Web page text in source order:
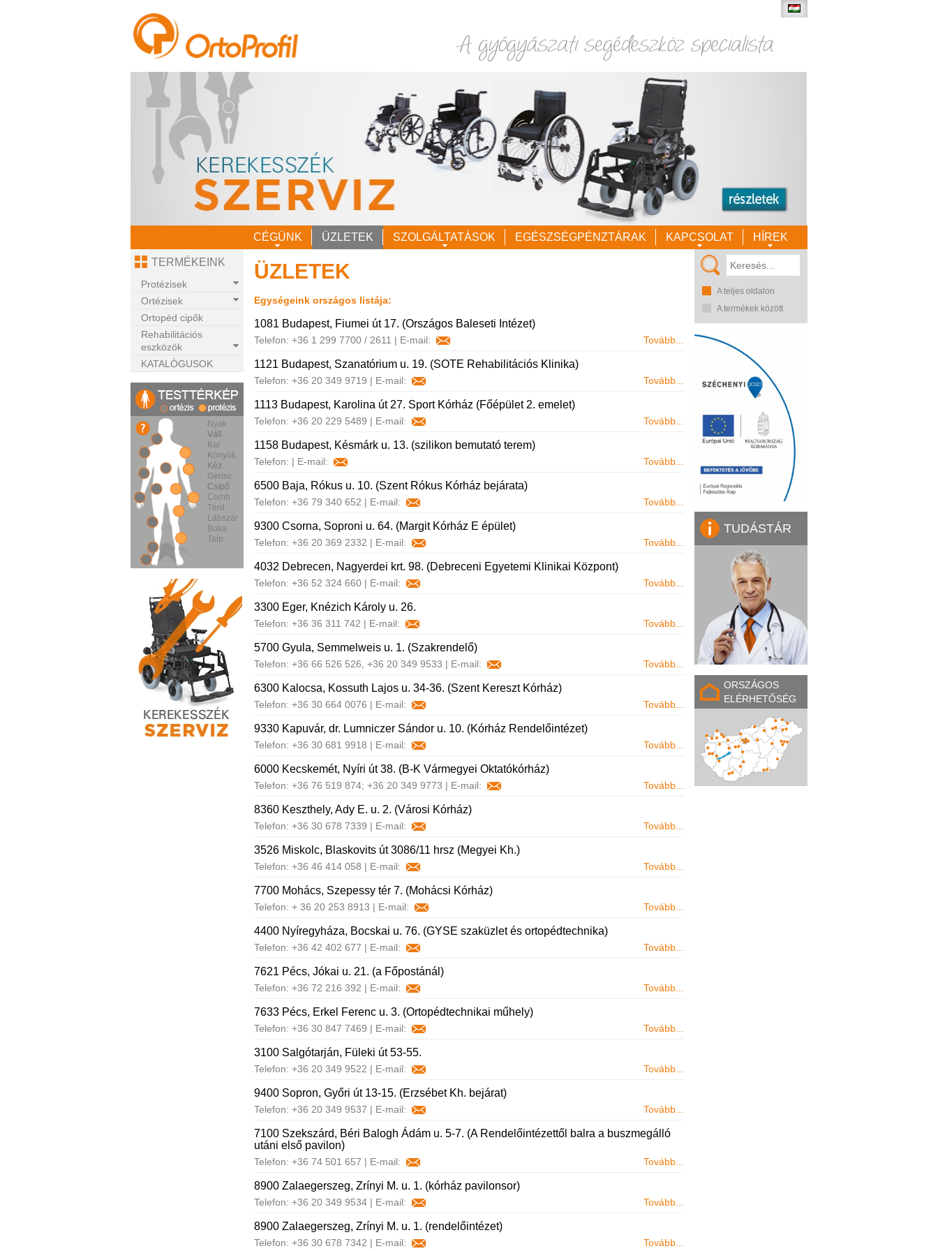
CÉGÜNK ÜZLETEK SZOLGÁLTATÁSOK EGÉSZSÉGPÉNZTÁRAK KAPCSOLAT HÍREK
TERMÉKEINK
Protézisek
Ortézisek
Ortopéd cipők
Rehabilitációs
eszközök
KATALÓGUSOK
Nyak
Váll
Könyök
Kéz
Gerinc
Csípő
Térd
Boka
Talp
Váll
Kar
Kéz
Csípő
Comb
Lábszár
ÜZLETEK
Egységeink országos listája:
1081 Budapest, Fiumei út 17. (Országos Baleseti Intézet)
Telefon: +36 1 299 7700 / 2611 | E-mail: Tovább...
1121 Budapest, Szanatórium u. 19. (SOTE Rehabilitációs Klinika)
Telefon: +36 20 349 9719 | E-mail: Tovább...
1113 Budapest, Karolina út 27. Sport Kórház (Főépület 2. emelet)
Telefon: +36 20 229 5489 | E-mail: Tovább...
1158 Budapest, Késmárk u. 13. (szilikon bemutató terem)
Telefon: | E-mail: Tovább...
6500 Baja, Rókus u. 10. (Szent Rókus Kórház bejárata)
Telefon: +36 79 340 652 | E-mail: Tovább...
9300 Csorna, Soproni u. 64. (Margit Kórház E épület)
Telefon: +36 20 369 2332 | E-mail: Tovább...
4032 Debrecen, Nagyerdei krt. 98. (Debreceni Egyetemi Klinikai Központ)
Telefon: +36 52 324 660 | E-mail: Tovább...
3300 Eger, Knézich Károly u. 26.
Telefon: +36 36 311 742 | E-mail: Tovább...
5700 Gyula, Semmelweis u. 1. (Szakrendelő)
Telefon: +36 66 526 526, +36 20 349 9533 | E-mail: Tovább...
6300 Kalocsa, Kossuth Lajos u. 34-36. (Szent Kereszt Kórház)
Telefon: +36 30 664 0076 | E-mail: Tovább...
9330 Kapuvár, dr. Lumniczer Sándor u. 10. (Kórház Rendelőintézet)
Telefon: +36 30 681 9918 | E-mail: Tovább...
6000 Kecskemét, Nyíri út 38. (B-K Vármegyei Oktatókórház)
Telefon: +36 76 519 874; +36 20 349 9773 | E-mail: Tovább...
8360 Keszthely, Ady E. u. 2. (Városi Kórház)
Telefon: +36 30 678 7339 | E-mail: Tovább...
3526 Miskolc, Blaskovits út 3086/11 hrsz (Megyei Kh.)
Telefon: +36 46 414 058 | E-mail: Tovább...
7700 Mohács, Szepessy tér 7. (Mohácsi Kórház)
Telefon: + 36 20 253 8913 | E-mail: Tovább...
4400 Nyíregyháza, Bocskai u. 76. (GYSE szaküzlet és ortopédtechnika)
Telefon: +36 42 402 677 | E-mail: Tovább...
7621 Pécs, Jókai u. 21. (a Főpostánál)
Telefon: +36 72 216 392 | E-mail: Tovább...
7633 Pécs, Erkel Ferenc u. 3. (Ortopédtechnikai műhely)
Telefon: +36 30 847 7469 | E-mail: Tovább...
3100 Salgótarján, Füleki út 53-55.
Telefon: +36 20 349 9522 | E-mail: Tovább...
9400 Sopron, Győri út 13-15. (Erzsébet Kh. bejárat)
Telefon: +36 20 349 9537 | E-mail: Tovább...
7100 Szekszárd, Béri Balogh Ádám u. 5-7. (A Rendelőintézettől balra a buszmegálló
utáni első pavilon)
Telefon: +36 74 501 657 | E-mail: Tovább...
8900 Zalaegerszeg, Zrínyi M. u. 1. (kórház pavilonsor)
Telefon: +36 20 349 9534 | E-mail: Tovább...
8900 Zalaegerszeg, Zrínyi M. u. 1. (rendelőintézet)
Telefon: +36 30 678 7342 | E-mail: Tovább...
A teljes oldalon
A termékek között
TUDÁSTÁR
ORSZÁGOS
ELÉRHETŐSÉG